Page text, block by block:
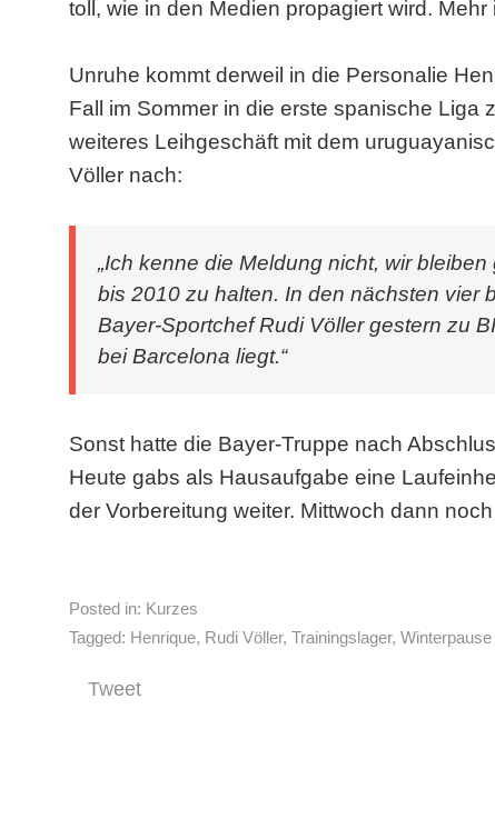
toll, wie in den Medien propagiert wird. Mehr
Unruhe kommt derweil in die Personalie
Fall im Sommer in die erste spanische Liga
weiteres Leihgeschäft mit dem
Völler nach:
„Ich kenne die Meldung nicht, wir
bis 2010 zu halten. In den nächsten vier
Bayer-Sportchef Rudi Völler gestern zu
bei Barcelona liegt.“
Sonst hatte die Bayer-Truppe nach
Heute gabs als Hausaufgabe eine
der Vorbereitung weiter. Mittwoch dann
Posted in: Kurzes
Tagged: Henrique, Rudi Völler, Trainingslager, Winterpause
Tweet